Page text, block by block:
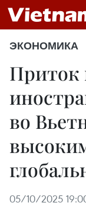
ЭКОНОМИКА
Приток
во
05/10/2025